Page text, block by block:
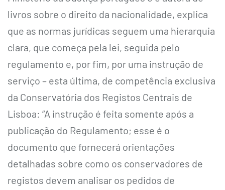
livros sobre o direito da nacionalidade, explica
que as normas jurídicas seguem uma hierarquia
clara, que começa pela lei, seguida pelo
regulamento e, por fim, por uma instrução de
serviço – esta última, de competência exclusiva
da Conservatória dos Registos Centrais de
Lisboa: “A instrução é feita somente após a
publicação do Regulamento; esse é o
documento que fornecerá orientações
detalhadas sobre como os conservadores de
registos devem analisar os pedidos de